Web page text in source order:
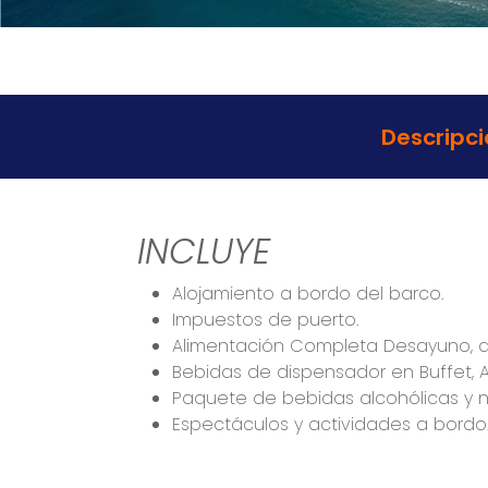
INCLUYE
Alojamiento a bordo del barco.
Impuestos de puerto.
Alimentación Completa Desayuno,
Bebidas de dispensador en Buffet,
Paquete de bebidas alcohólicas y
Espectáculos y actividades a bordo.